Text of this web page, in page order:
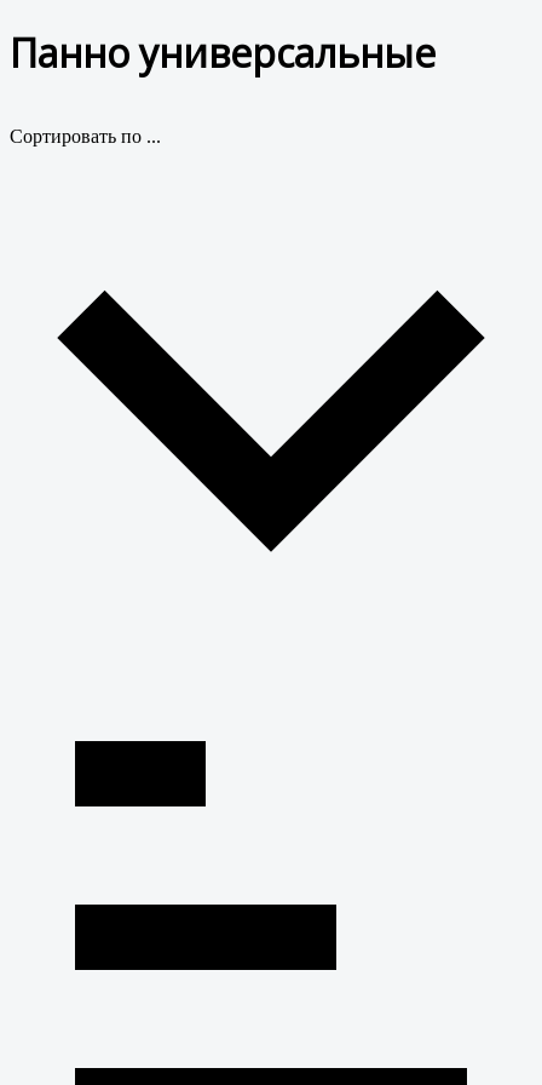
Панно универсальные
Сортировать по ...